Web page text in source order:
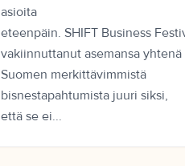
asioita
eteenpäin. SHIFT Business
vakiinnuttanut asemansa yhtenä
Suomen merkittävimmistä
bisnestapahtumista juuri siksi,
että se ei...